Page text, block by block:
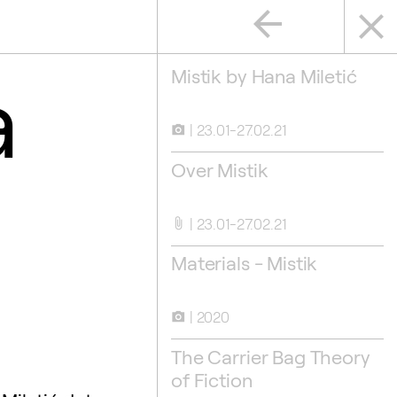
close
arrow_back
Mistik by Hana Miletić
camera_alt 23.01-27.02.21
Over Mistik
attach_file 23.01-27.02.21
Materials - Mistik
camera_alt 2020
The Carrier Bag Theory
of Fiction